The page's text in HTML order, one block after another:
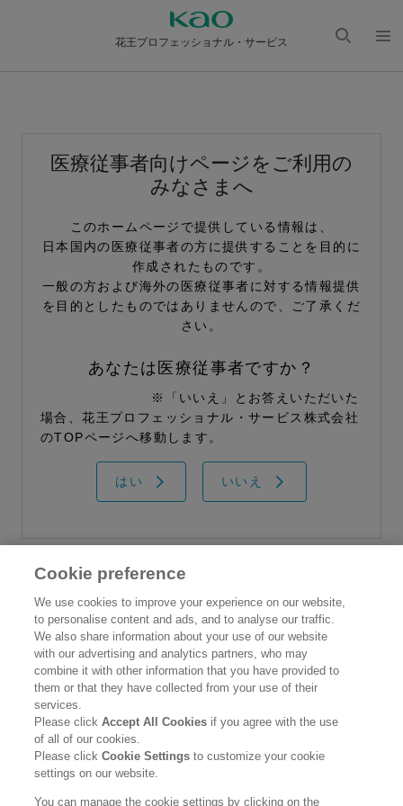
花王プロフェッショナル・サービス
医療従事者向けページをご利用の
みなさまへ
このホームページで提供している情報は、
日本国内の医療従事者の方に提供することを目的に
作成されたものです。
一般の方および海外の医療従事者に対する情報提供
を目的としたものではありませんので、ご了承くだ
さい。
あなたは医療従事者ですか？
※「いいえ」とお答えいただいた
場合、花王プロフェッショナル・サービス株式会社
のTOPページへ移動します。
はい いいえ
情報誌 花王ハイジーンソルーシ
ョン No.31
トップ
製品カタログ
企業情報
個人情報保護方針
ソーシャルメディアポリシー
Cookie preference
We use cookies to improve your experience on our website,
to personalise content and ads, and to analyse our traffic.
We also share information about your use of our website
with our advertising and analytics partners, who may
combine it with other information that you have provided to
them or that they have collected from your use of their
services.
Please clickAccept All Cookies if you agree with the use
of all of our cookies.
Please clickCookie Settingsto customize your cookie
settings on our website.
You can manage the cookie settings by clicking on the